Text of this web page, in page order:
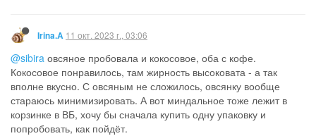
Irina.A 11 окт. 2023 г., 03:06
@sibira овсяное пробовала и кокосовое, оба с кофе.
Кокосовое понравилось, там жирность высоковата - а так
вполне вкусно. С овсяным не сложилось, овсянку вообще
стараюсь минимизировать. А вот миндальное тоже лежит в
корзинке в ВБ, хочу бы сначала купить одну упаковку и
попробовать, как пойдёт.